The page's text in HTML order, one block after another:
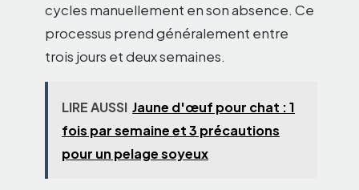
cycles manuellement en son absence. Ce
processus prend généralement entre
trois jours et deux semaines.
LIRE AUSSI Jaune d'œuf pour chat : 1
fois par semaine et 3 précautions
pour un pelage soyeux